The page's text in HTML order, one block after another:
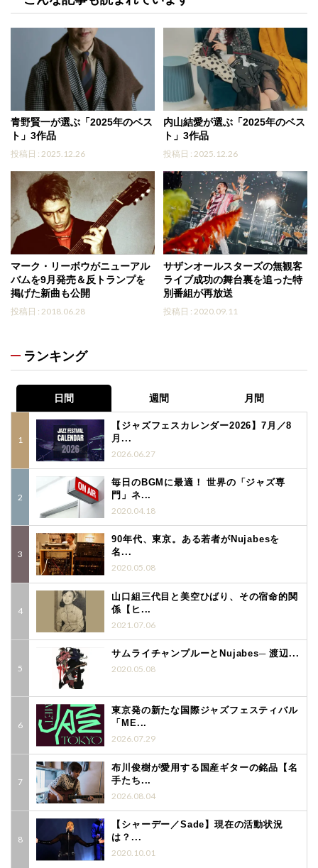
青野賢一が選ぶ「2025年のベス
ト」3作品
投稿日 : 2025.12.26
内山結愛が選ぶ「2025年のベス
ト」3作品
投稿日 : 2025.12.26
マーク・リーボウがニューアル
バムを9月発売＆反トランプを
掲げた新曲も公開
投稿日 : 2018.06.28
サザンオールスターズの無観客
ライブ成功の舞台裏を追った特
別番組が再放送
投稿日 : 2020.09.11
ランキング
日間 週間 月間
【ジャズフェスカレンダー2026】7月／8
月...
2026.06.27
毎日のBGMに最適！ 世界の「ジャズ専
門」ネ...
2020.04.18
90年代、東京。ある若者がNujabesを
名...
2020.05.08
山口組三代目と美空ひばり、その宿命的関
係【ヒ...
2021.07.06
サムライチャンプルーとNujabes─ 渡辺...
2020.05.08
東京発の新たな国際ジャズフェスティバル
「ME...
2026.07.29
布川俊樹が愛用する国産ギターの銘品【名
手たち...
2026.08.04
【シャーデー／Sade】現在の活動状況
は？...
2020.10.01